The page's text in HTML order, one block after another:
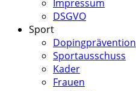
Impressum
DSGVO
Sport
Dopingprävention
Sportausschuss
Kader
Frauen